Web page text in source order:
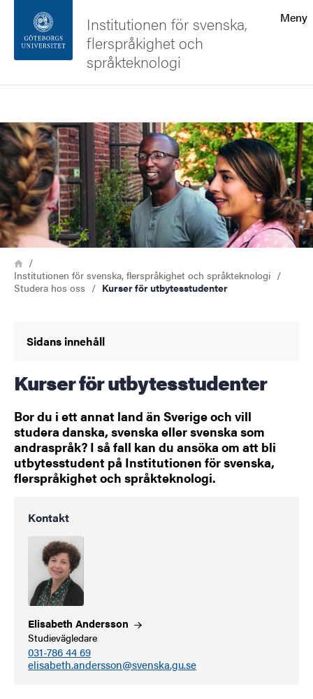
Sidfoten
Om webbplatsen
Meny
Institutionen för svenska,
flerspråkighet och
språkteknologi
Bild
Länkstig
Hem
Institutionen för svenska, flerspråkighet och språkteknologi
Studera hos oss
Kurser för utbytesstudenter
Sidans innehåll
Kurser för utbytesstudenter
Bor du i ett annat land än Sverige och vill
studera danska, svenska eller svenska som
andraspråk? I så fall kan du ansöka om att bli
utbytesstudent på Institutionen för svenska,
flerspråkighet och språkteknologi.
Kontakt
Elisabeth Andersson
Studievägledare
031-786 44 69
elisabeth.andersson@svenska.gu.se